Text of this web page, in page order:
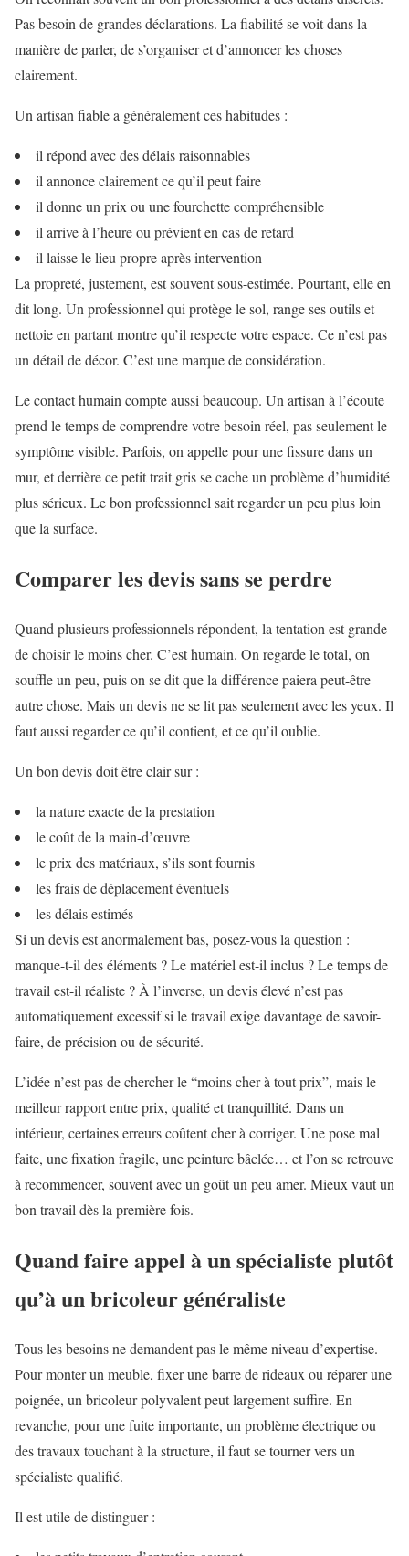
Pas besoin de grandes déclarations. La fiabilité se voit dans la
manière de parler, de s’organiser et d’annoncer les choses
clairement.
Un artisan fiable a généralement ces habitudes :
il répond avec des délais raisonnables
il annonce clairement ce qu’il peut faire
il donne un prix ou une fourchette compréhensible
il arrive à l’heure ou prévient en cas de retard
il laisse le lieu propre après intervention
La propreté, justement, est souvent sous-estimée. Pourtant, elle en
dit long. Un professionnel qui protège le sol, range ses outils et
nettoie en partant montre qu’il respecte votre espace. Ce n’est pas
un détail de décor. C’est une marque de considération.
Le contact humain compte aussi beaucoup. Un artisan à l’écoute
prend le temps de comprendre votre besoin réel, pas seulement le
symptôme visible. Parfois, on appelle pour une fissure dans un
mur, et derrière ce petit trait gris se cache un problème d’humidité
plus sérieux. Le bon professionnel sait regarder un peu plus loin
que la surface.
Comparer les devis sans se perdre
Quand plusieurs professionnels répondent, la tentation est grande
de choisir le moins cher. C’est humain. On regarde le total, on
souffle un peu, puis on se dit que la différence paiera peut-être
autre chose. Mais un devis ne se lit pas seulement avec les yeux. Il
faut aussi regarder ce qu’il contient, et ce qu’il oublie.
Un bon devis doit être clair sur :
la nature exacte de la prestation
le coût de la main-d’œuvre
le prix des matériaux, s’ils sont fournis
les frais de déplacement éventuels
les délais estimés
Si un devis est anormalement bas, posez-vous la question :
manque-t-il des éléments ? Le matériel est-il inclus ? Le temps de
travail est-il réaliste ? À l’inverse, un devis élevé n’est pas
automatiquement excessif si le travail exige davantage de savoir-
faire, de précision ou de sécurité.
L’idée n’est pas de chercher le “moins cher à tout prix”, mais le
meilleur rapport entre prix, qualité et tranquillité. Dans un
intérieur, certaines erreurs coûtent cher à corriger. Une pose mal
faite, une fixation fragile, une peinture bâclée… et l’on se retrouve
à recommencer, souvent avec un goût un peu amer. Mieux vaut un
bon travail dès la première fois.
Quand faire appel à un spécialiste plutôt
qu’à un bricoleur généraliste
Tous les besoins ne demandent pas le même niveau d’expertise.
Pour monter un meuble, fixer une barre de rideaux ou réparer une
poignée, un bricoleur polyvalent peut largement suffire. En
revanche, pour une fuite importante, un problème électrique ou
des travaux touchant à la structure, il faut se tourner vers un
spécialiste qualifié.
Il est utile de distinguer :